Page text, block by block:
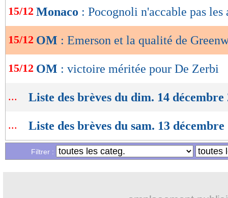
15/12 Monaco : Pocognoli n'accable pas les
15/12 OM : Emerson et la qualité de
15/12 OM : victoire méritée pour De Zerbi
... Liste des brèves du dim. 14 décembre
... Liste des brèves du sam. 13 décembre
Filtrer :